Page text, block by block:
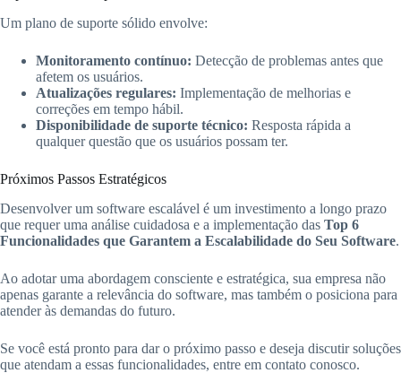
Um plano de suporte sólido envolve:
Monitoramento contínuo: Detecção de problemas antes que
afetem os usuários.
Atualizações regulares: Implementação de melhorias e
correções em tempo hábil.
Disponibilidade de suporte técnico: Resposta rápida a
qualquer questão que os usuários possam ter.
Próximos Passos Estratégicos
Desenvolver um software escalável é um investimento a longo prazo
que requer uma análise cuidadosa e a implementação das Top 6
Funcionalidades que Garantem a Escalabilidade do Seu Software.
Ao adotar uma abordagem consciente e estratégica, sua empresa não
apenas garante a relevância do software, mas também o posiciona para
atender às demandas do futuro.
Se você está pronto para dar o próximo passo e deseja discutir soluções
que atendam a essas funcionalidades, entre em contato conosco.